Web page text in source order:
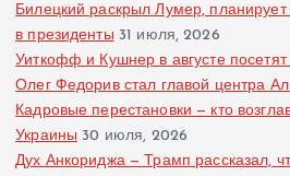
Билецкий раскрыл Лумер,
в президенты 31 июля, 2026
Уиткофф и Кушнер в августе посетят
Олег Федорив стал главой центра
Кадровые перестановки — кто
Украины 30 июля, 2026
Дух Анкориджа — Трамп рассказал,